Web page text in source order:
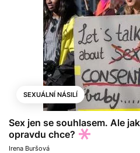
SEXUÁLNÍ NÁSILÍ
Sex jen se souhlasem. Ale
opravdu chce?
Irena Buršová